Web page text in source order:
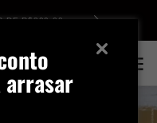
arrasar
DE R$399,00